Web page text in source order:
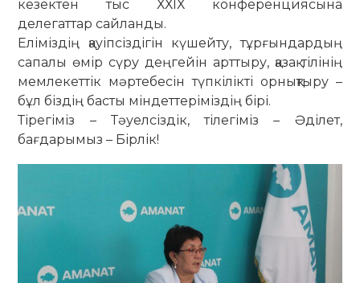
кезектен тыс ХХІХ конференциясына
делегаттар сайланды.
Еліміздің қауіпсіздігін күшейту, тұрғындардың
сапалы өмір сүру деңгейін арттыру, қазақ тілінің
мемлекеттік мәртебесін түпкілікті орнықтыру –
бұл біздің басты міндеттеріміздің бірі.
Тірегіміз – Тәуелсіздік, тілегіміз – Әділет,
бағдарымыз – Бірлік!